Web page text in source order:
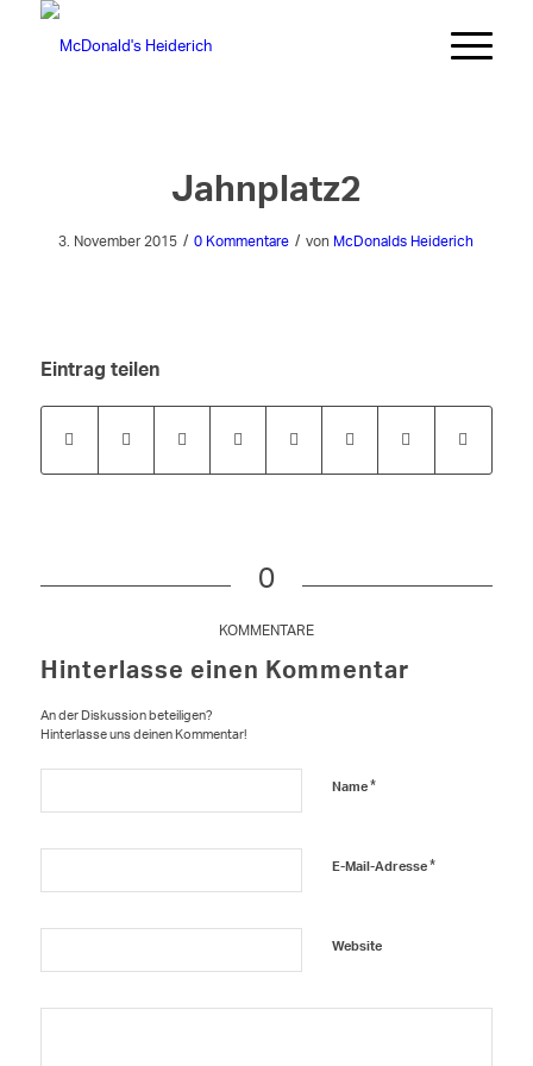
Jahnplatz2
3. November 2015 / 0 Kommentare / vonMcDonalds Heiderich
Eintrag teilen
0
KOMMENTARE
Hinterlasse einen Kommentar
An der Diskussion beteiligen?
Hinterlasse uns deinen Kommentar!
Name*
E-Mail-Adresse*
Website